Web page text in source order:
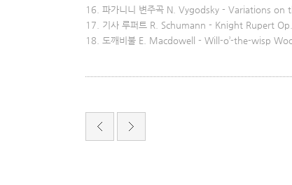
16. 파가니니 변주곡 N. Vygodsky - Variations
17. 기사 루퍼트 R. Schumann - Knight Rupert
18. 도깨비불 E. Macdowell - Will-o’-the-wisp